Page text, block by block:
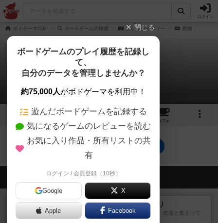
ログイン
ボドゲーマTOP ボードゲームの検索 クレイジータワー 動画
クレイジータワー
0件の動画
2 1
カフェ
クレイジータワーのトップに戻る
会員の新しい投稿
レビュー ナンジャモンジャ・ミドリ
私は吃音を持っているのですが、友達と集まって
このゲームをした際、3ゲー...
閉じる
ボードゲームのプレイ履歴を記録し
て、
自分のデータを管理しませんか？
約75,000人がボドゲーマを利用中！
遊んだボードゲームを記録する
気になるゲームのレビューを読む
お気に入り作品・所有リストの共
有
ログイン / 会員登録（10秒）
Google X
Apple Facebook